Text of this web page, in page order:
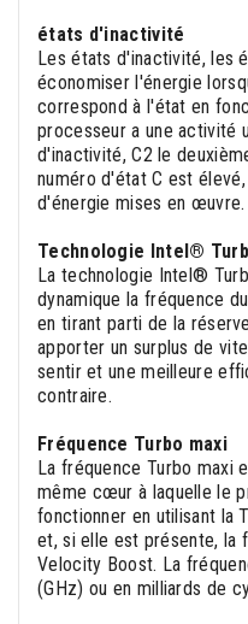
états d'inactivité
Les états d'inactivité, les
économiser l'énergie
correspond à l'état en
processeur a une activité
d'inactivité, C2 le
numéro d'état C est
d'énergie mises en œuvre.
Technologie Intel®
La technologie Intel®
dynamique la fréquence
en tirant parti de la
apporter un surplus de
sentir et une meilleure
contraire.
Fréquence Turbo maxi
La fréquence Turbo maxi
même cœur à laquelle le
fonctionner en utilisant la
et, si elle est présente, la
Velocity Boost. La
(GHz) ou en milliards de